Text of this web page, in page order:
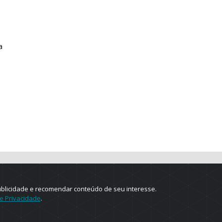
e recomendar conteúdo de seu interesse.
Privacidade.